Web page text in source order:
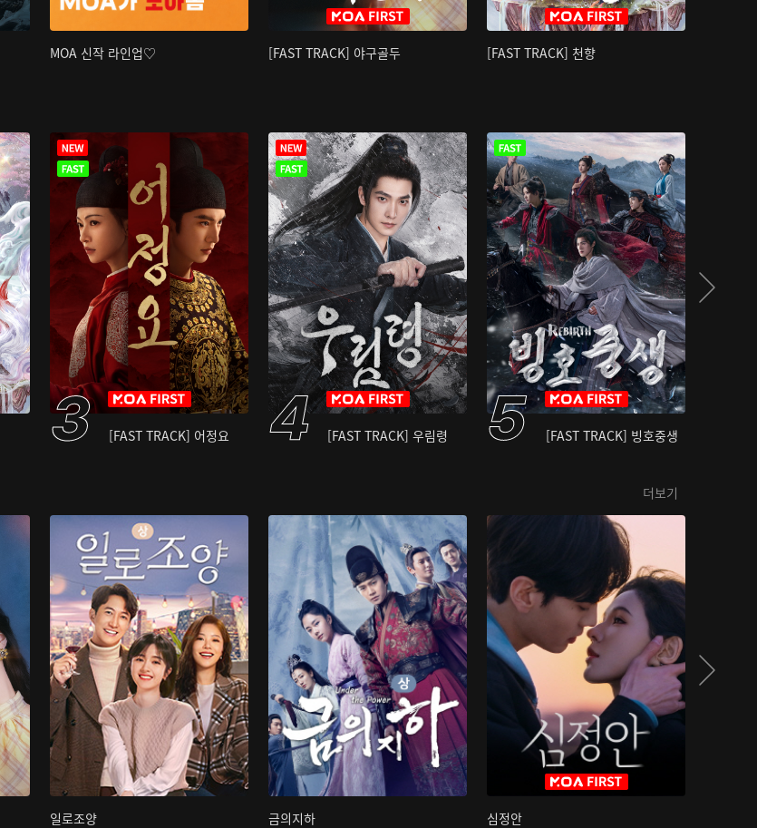
MOA 신작 라인업♡ [FAST TRACK] 야구골두 [FAST TRACK] 천향
[FAST TRACK] 어정요 [FAST TRACK] 우림령 [FAST TRACK] 빙호중생
더보기
일로조양 금의지하 심정안